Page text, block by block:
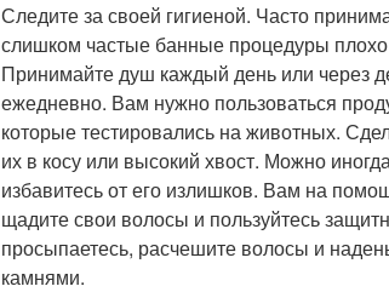
Следите за своей гигиеной. Часто
слишком частые банные процедуры
Принимайте душ каждый день или через
ежедневно. Вам нужно пользоваться
которые тестировались на животных.
их в косу или высокий хвост. Можно
избавитесь от его излишков. Вам на
щадите свои волосы и пользуйтесь
просыпаетесь, расчешите волосы и
камнями.